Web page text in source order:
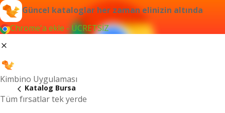
Güncel kataloglar her zaman elinizin altında
Chrome'a ekle - ÜCRETSİZ
Kimbino Uygulaması
Tüm fırsatlar tek yerde
Katalog Bursa